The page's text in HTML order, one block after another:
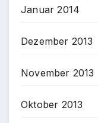
Januar 2014
Dezember 2013
November 2013
Oktober 2013